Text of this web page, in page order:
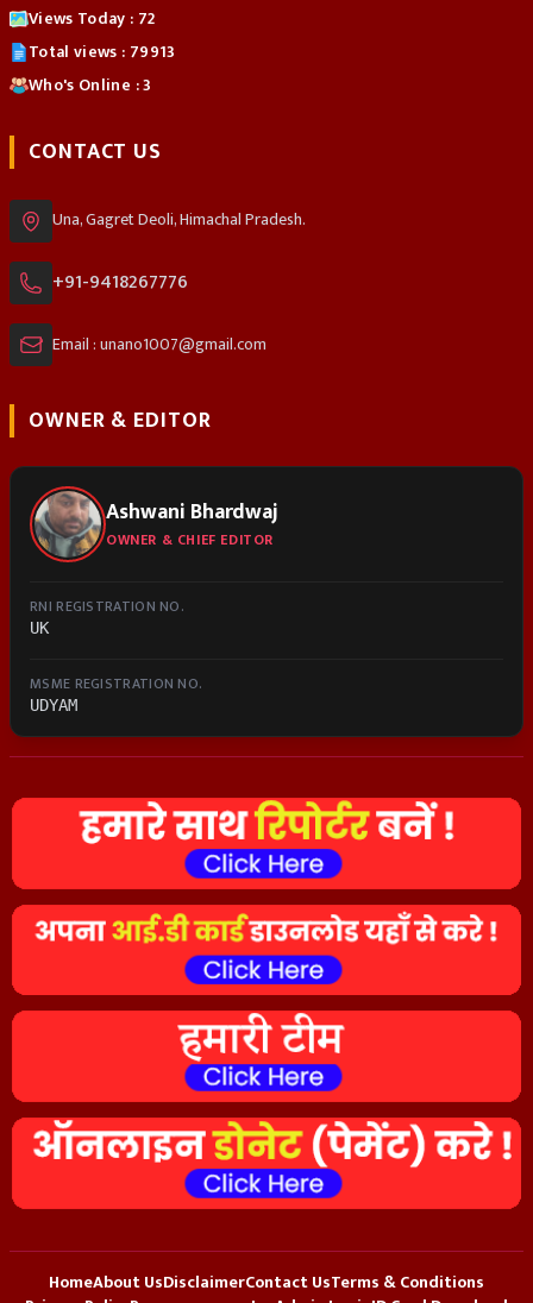
Views Today : 72
Total views : 79913
Who's Online : 3
CONTACT US
Una, Gagret Deoli, Himachal Pradesh.
+91-9418267776
Email : unano1007@gmail.com
OWNER & EDITOR
Ashwani Bhardwaj
OWNER & CHIEF EDITOR
RNI REGISTRATION NO.
UK
MSME REGISTRATION NO.
UDYAM
HomeAbout UsDisclaimerContact UsTerms & Conditions